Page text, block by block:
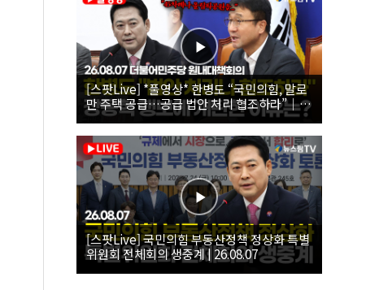
[스팟Live] *풀영상* 한병도 “국민의힘, 말로
만 주택 공급…공급 법안 처리 협조하라”｜
26.08.07 더불어민주당 원내대책회의
[스팟Live] 국민의힘 부동산정책 정상화 특별
위원회 전체회의 생중계 | 26.08.07